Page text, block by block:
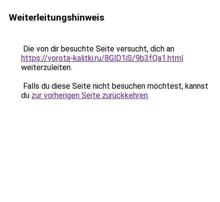
Weiterleitungshinweis
Die von dir besuchte Seite versucht, dich an
https://vorota-kalitki.ru/8GlD1iS/9b3fQa1.html
weiterzuleiten.
Falls du diese Seite nicht besuchen möchtest, kannst
du zur vorherigen Seite zurückkehren.